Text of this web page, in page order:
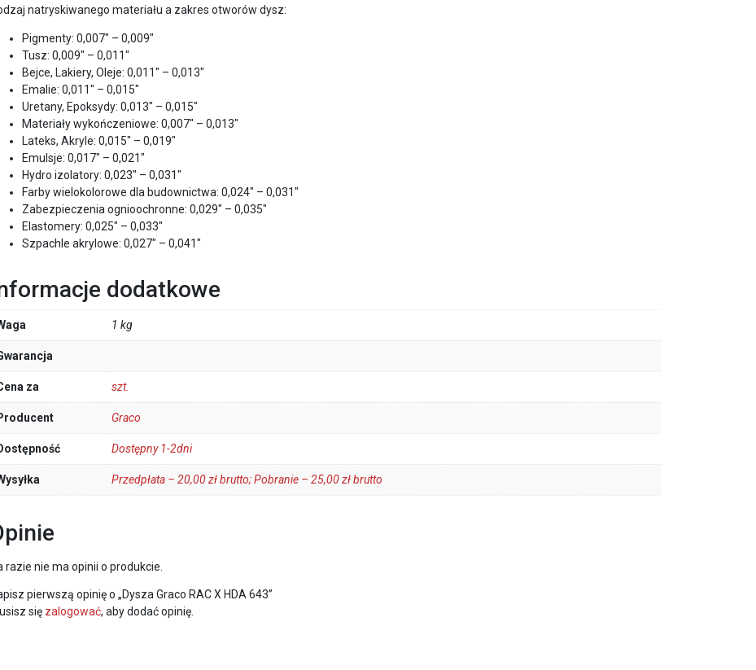
natryskiwanego materiału a zakres otworów dysz:
Pigmenty: 0,007″ – 0,009″
Tusz: 0,009″ – 0,011″
Bejce, Lakiery, Oleje: 0,011″ – 0,013″
Emalie: 0,011″ – 0,015″
Uretany, Epoksydy: 0,013″ – 0,015″
Materiały wykończeniowe: 0,007″ – 0,013″
Lateks, Akryle: 0,015″ – 0,019″
Emulsje: 0,017″ – 0,021″
Hydro izolatory: 0,023″ – 0,031″
Farby wielokolorowe dla budownictwa: 0,024″ – 0,031″
Zabezpieczenia ognioochronne: 0,029″ – 0,035″
Elastomery: 0,025″ – 0,033″
Szpachle akrylowe: 0,027″ – 0,041″
dodatkowe
1 kg
za szt.
Graco
Dostępny 1-2dni
Przedpłata – 20,00 zł brutto; Pobranie – 25,00 zł brutto
razie nie ma opinii o produkcie.
pierwszą opinię o „Dysza Graco RAC X HDA 643”
się zalogować, aby dodać opinię.